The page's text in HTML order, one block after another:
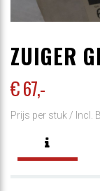
ZUIGER
€ 67,-
Prijs per stuk / Incl.